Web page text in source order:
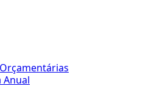
Anual